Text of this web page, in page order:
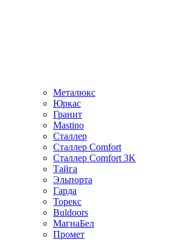
Металюкс
Юркас
Гранит
Mastino
Сталлер
Сталлер Comfort
Сталлер Comfort 3K
Тайга
Эльпорта
Гарда
Торекс
Buldoors
МагнаБел
Промет